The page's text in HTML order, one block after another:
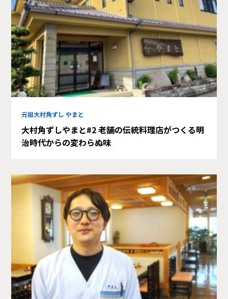
元祖大村角ずし やまと
大村角ずしやまと#2 老舗の伝統料理店がつくる明
治時代からの変わらぬ味